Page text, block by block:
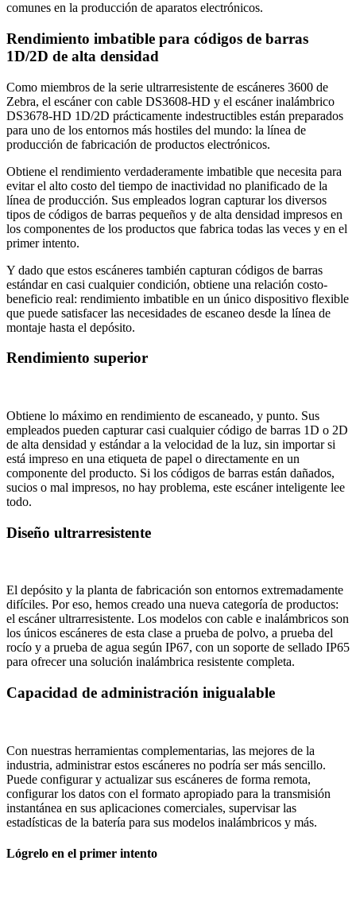
comunes en la producción de aparatos electrónicos.
Rendimiento imbatible para códigos de barras
1D/2D de alta densidad
Como miembros de la serie ultrarresistente de escáneres 3600 de
Zebra, el escáner con cable DS3608-HD y el escáner inalámbrico
DS3678-HD 1D/2D prácticamente indestructibles están preparados
para uno de los entornos más hostiles del mundo: la línea de
producción de fabricación de productos electrónicos.
Obtiene el rendimiento verdaderamente imbatible que necesita para
evitar el alto costo del tiempo de inactividad no planificado de la
línea de producción. Sus empleados logran capturar los diversos
tipos de códigos de barras pequeños y de alta densidad impresos en
los componentes de los productos que fabrica todas las veces y en el
primer intento.
Y dado que estos escáneres también capturan códigos de barras
estándar en casi cualquier condición, obtiene una relación costo-
beneficio real: rendimiento imbatible en un único dispositivo flexible
que puede satisfacer las necesidades de escaneo desde la línea de
montaje hasta el depósito.
Rendimiento superior
Obtiene lo máximo en rendimiento de escaneado, y punto. Sus
empleados pueden capturar casi cualquier código de barras 1D o 2D
de alta densidad y estándar a la velocidad de la luz, sin importar si
está impreso en una etiqueta de papel o directamente en un
componente del producto. Si los códigos de barras están dañados,
sucios o mal impresos, no hay problema, este escáner inteligente lee
todo.
Diseño ultrarresistente
El depósito y la planta de fabricación son entornos extremadamente
difíciles. Por eso, hemos creado una nueva categoría de productos:
el escáner ultrarresistente. Los modelos con cable e inalámbricos son
los únicos escáneres de esta clase a prueba de polvo, a prueba del
rocío y a prueba de agua según IP67, con un soporte de sellado IP65
para ofrecer una solución inalámbrica resistente completa.
Capacidad de administración inigualable
Con nuestras herramientas complementarias, las mejores de la
industria, administrar estos escáneres no podría ser más sencillo.
Puede configurar y actualizar sus escáneres de forma remota,
configurar los datos con el formato apropiado para la transmisión
instantánea en sus aplicaciones comerciales, supervisar las
estadísticas de la batería para sus modelos inalámbricos y más.
Lógrelo en el primer intento